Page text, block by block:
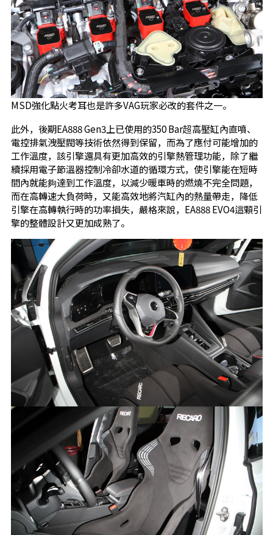
MSD強化點火考耳也是許多VAG玩家必改的套件之一。
此外，後期EA888 Gen3上已使用的350 Bar超高壓缸內直噴、
電控排氣洩壓閥等技術依然得到保留，而為了應付可能增加的
工作溫度，該引擎還具有更加高效的引擎熱管理功能，除了繼
續採用電子節溫器控制冷卻水道的循環方式，使引擎能在短時
間內就能夠達到工作溫度，以減少暖車時的燃燒不完全問題，
而在高轉速大負荷時，又能高效地將汽缸內的熱量帶走，降低
引擎在高轉執行時的功率損失，嚴格來說，EA888 EVO4這顆引
擎的整體設計又更加成熟了。